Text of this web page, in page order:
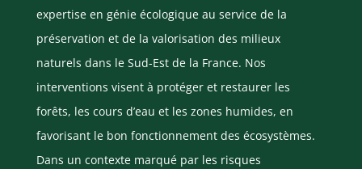
expertise en génie écologique au service de la
préservation et de la valorisation des milieux
naturels dans le Sud-Est de la France. Nos
interventions visent à protéger et restaurer les
forêts, les cours d’eau et les zones humides, en
favorisant le bon fonctionnement des écosystèmes.
Dans un contexte marqué par les risques